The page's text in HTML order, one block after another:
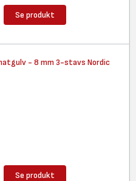
Se produkt
- 8 mm 3-stavs Nordic
Se produkt